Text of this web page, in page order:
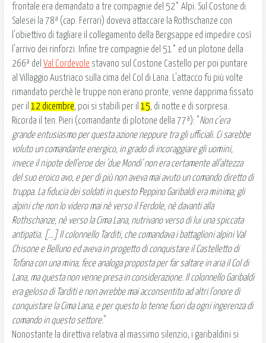
frontale era demandato a tre compagnie del 52° Alpi. Sul Costone di
Salesei la 78ª (cap. Ferrari) doveva attaccare la Rothschanze con
l'obiettivo di tagliare il collegamento della Bergsappe ed impedire così
l'arrivo dei rinforzi. Infine tre compagnie del 51° ed un plotone della
266ª del Val Cordevole stavano sul Costone Castello per poi puntare
al Villaggio Austriaco sulla cima del Col di Lana. L'attacco fu più volte
rimandato perchè le truppe non erano pronte; venne dapprima fissato
per il 12 dicembre, poi si stabilì per il 15, di notte e di sorpresa.
Ricorda il ten. Pieri (comandante di plotone della 77ª): "Non c'era
grande entusiasmo per questa azione neppure tra gli ufficiali. Ci sarebbe
voluto un comandante energico, in grado di incoraggiare gli uomini,
invece il nipote dell'eroe dei 'due Mondi' non era certamente all'altezza
del suo eroico avo, e per di più non aveva mai avuto un comando diretto di
truppa. La fiducia dei soldati in questo Peppino Garibaldi era minima; gli
alpini che non lo videro mai nè verso il Ferdole, nè davanti alla
Rothschanze, nè verso la Cima Lana, nutrivano verso di lui una spiccata
antipatia. [...] Il colonnello Tarditi, che comandava i battaglioni alpini Val
Chisone e Belluno ed aveva in progetto di conquistare il Castelletto di
Tofana con una mina, fece analoga proposta per far saltare in aria il Col di
Lana, ma questa non venne presa in considerazione. Il colonnello Garibaldi
era geloso di Tarditi e non avrebbe mai acconsentito ad altri l'onore di
conquistare la Cima Lana, e per questo lo tenne fuori da ogni ingerenza di
comando in questo settore."
Nonostante la direttiva relativa al massimo silenzio, i garibaldini si